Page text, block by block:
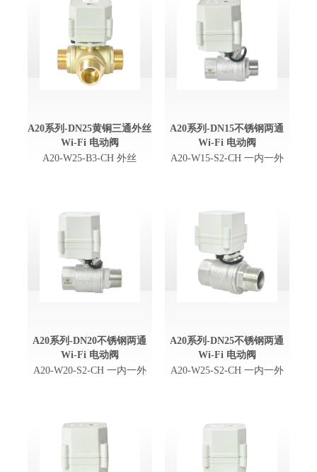
A20系列-DN25黄铜三通外丝
Wi-Fi 电动阀
A20-W25-B3-CH 外丝
A20系列-DN15不锈钢两通
Wi-Fi 电动阀
A20-W15-S2-CH 一内一外
A20系列-DN20不锈钢两通
Wi-Fi 电动阀
A20-W20-S2-CH 一内一外
A20系列-DN25不锈钢两通
Wi-Fi 电动阀
A20-W25-S2-CH 一内一外